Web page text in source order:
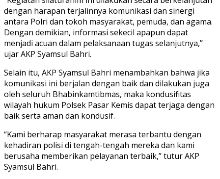
dengan harapan terjalinnya komunikasi dan sinergi
antara Polri dan tokoh masyarakat, pemuda, dan agama.
Dengan demikian, informasi sekecil apapun dapat
menjadi acuan dalam pelaksanaan tugas selanjutnya,”
ujar AKP Syamsul Bahri.
Selain itu, AKP Syamsul Bahri menambahkan bahwa jika
komunikasi ini berjalan dengan baik dan dilakukan juga
oleh seluruh Bhabinkamtibmas, maka kondusifitas
wilayah hukum Polsek Pasar Kemis dapat terjaga dengan
baik serta aman dan kondusif.
“Kami berharap masyarakat merasa terbantu dengan
kehadiran polisi di tengah-tengah mereka dan kami
berusaha memberikan pelayanan terbaik,” tutur AKP
Syamsul Bahri.